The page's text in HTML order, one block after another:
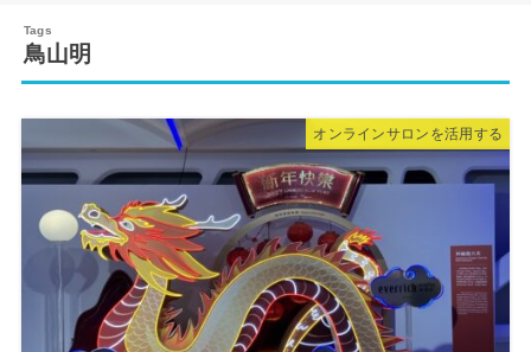
鳥山明
オンラインサロンを活用する